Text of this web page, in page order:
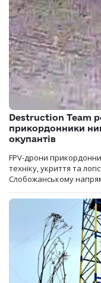
Destruction Team
прикордонники
окупантів
FPV-дрони
техніку, укриття та
Слобожанському